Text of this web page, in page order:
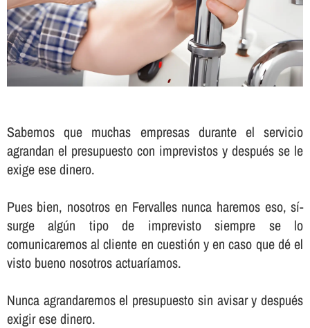
Sabemos que muchas empresas durante el servicio
agrandan el presupuesto con imprevistos y después se le
exige ese dinero.
Pues bien, nosotros en Fervalles nunca haremos eso, sí­
surge algún tipo de imprevisto siempre se lo
comunicaremos al cliente en cuestión y en caso que dé el
visto bueno nosotros actuarí­amos.
Nunca agrandaremos el presupuesto sin avisar y después
exigir ese dinero.